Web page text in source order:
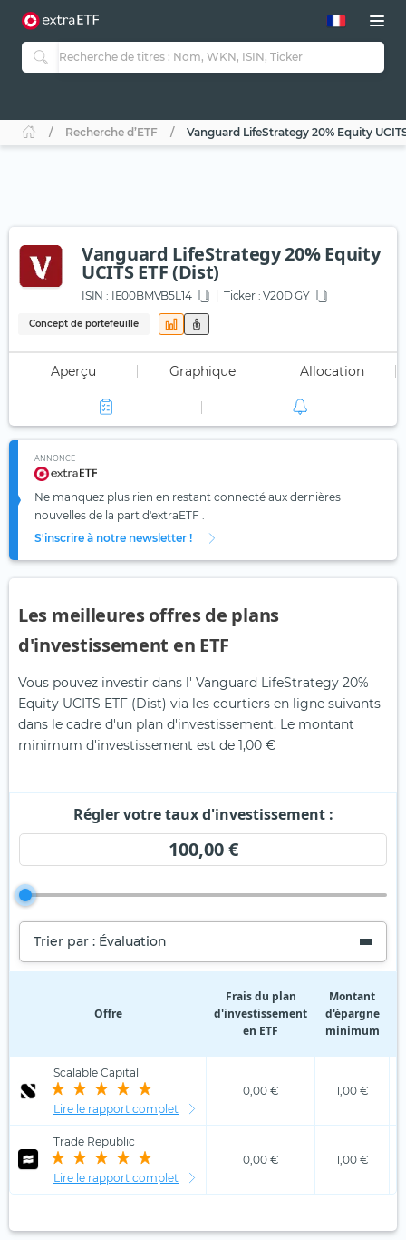
Recherche d’ETF Vanguard LifeStrategy 20% Equity
Vanguard LifeStrategy 20% Equity
UCITS ETF (Dist)
ISIN : IE00BMVB5L14 Ticker : V20D GY
Concept de portefeuille
Aperçu Graphique Allocation
ANNONCE
Ne manquez plus rien en restant connecté aux dernières
nouvelles de la part d'extraETF .
S'inscrire à notre newsletter !
Les meilleures offres de plans
d'investissement en ETF
Vous pouvez investir dans l' Vanguard LifeStrategy 20%
Equity UCITS ETF (Dist) via les courtiers en ligne suivants
dans le cadre d'un plan d'investissement. Le montant
minimum d'investissement est de 1,00 €
Régler votre taux d'investissement :
100,00 €
Trier par : Évaluation
Offre
Frais du plan
d'investissement
en ETF
Montant
d'épargne
minimum
Scalable Capital
Lire le rapport complet
0,00 € 1,00 €
Trade Republic
Lire le rapport complet
0,00 € 1,00 €